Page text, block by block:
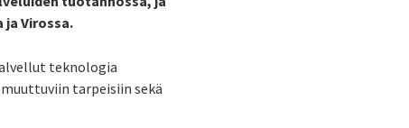
Virossa.
teknologia
tarpeisiin sekä